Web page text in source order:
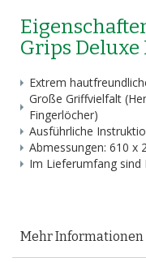
Grips
Extrem
Große Griffvielfalt
Fingerlöcher)
Ausführliche
Abmessungen: 610 x
Im Lieferumfang
Mehr Informationen